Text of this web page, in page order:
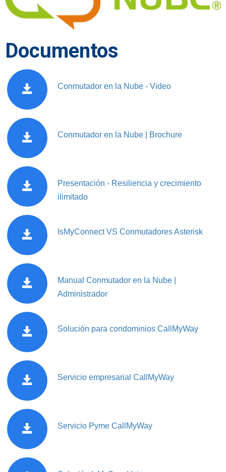
Documentos
Conmutador en la Nube - Video
Conmutador en la Nube | Brochure
Presentación - Resiliencia y crecimiento
ilimitado
IsMyConnect VS Conmutadores Asterisk
Manual Conmutador en la Nube |
Administrador
Solución para condominios CallMyWay
Servicio empresarial CallMyWay
Servicio Pyme CallMyWay